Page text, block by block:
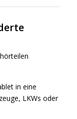
in eine
LKWs oder